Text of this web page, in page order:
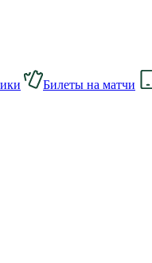
Билеты на матчи